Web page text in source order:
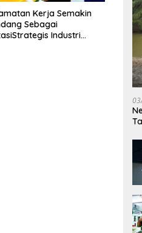
Peralihan Status Dosen
Menjadi PNS Di
Oleh Komisi X DPR RI